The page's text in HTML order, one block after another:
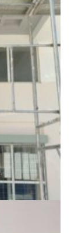
φέρει